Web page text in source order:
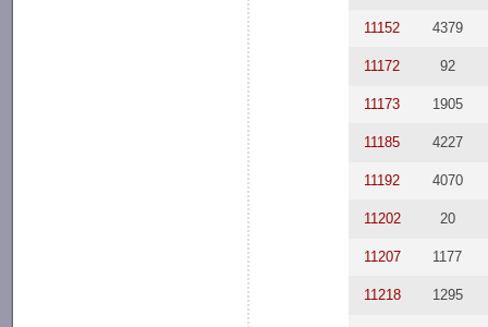
11152 4379
11172 92
11173 1905
11185 4227
11192 4070
11202 20
11207 1177
11218 1295